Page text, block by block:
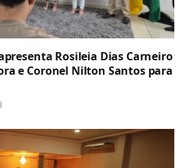
Rosileia Dias Carneiro
e Coronel Nilton Santos para